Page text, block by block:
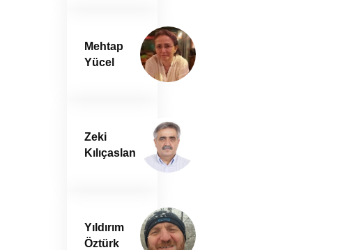
Mehtap
Yücel
Zeki
Kılıçaslan
Yıldırım
Öztürk